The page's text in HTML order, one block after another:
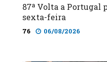
87ª Volta a Portugal
sexta-feira
76 06/08/2026